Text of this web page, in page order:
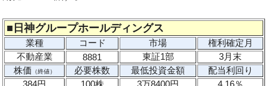
■ 日神グループホールディングス
業種 コード 市場
権利確定月
不動産業
8881 東証1部
3月末
株価 （終値） 必要株数 最低投資金額
配当利回り
384円
100株 3万8400円
4.16％